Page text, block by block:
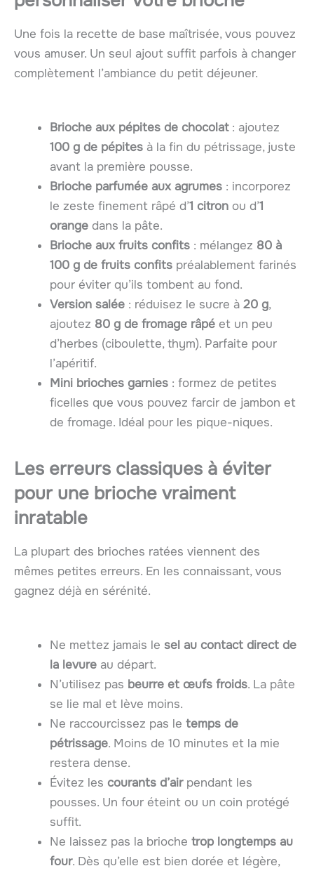
Une fois la recette de base maîtrisée, vous pouvez
vous amuser. Un seul ajout suffit parfois à changer
complètement l’ambiance du petit déjeuner.
Brioche aux pépites de chocolat: ajoutez
100 g de pépites à la fin du pétrissage, juste
avant la première pousse.
Brioche parfumée aux agrumes : incorporez
le zeste finement râpé d’1 citron ou d’1
orange dans la pâte.
Brioche aux fruits confits : mélangez 80 à
100 g de fruits confits préalablement farinés
pour éviter qu’ils tombent au fond.
Version salée : réduisez le sucre à 20 g,
ajoutez 80 g de fromage râpé et un peu
d’herbes (ciboulette, thym). Parfaite pour
l’apéritif.
Mini brioches garnies : formez de petites
ficelles que vous pouvez farcir de jambon et
de fromage. Idéal pour les pique-niques.
Les erreurs classiques à éviter
pour une brioche vraiment
inratable
La plupart des brioches ratées viennent des
mêmes petites erreurs. En les connaissant, vous
gagnez déjà en sérénité.
Ne mettez jamais le sel au contact direct de
la levure au départ.
N’utilisez pas beurre et œufs froids. La pâte
se lie mal et lève moins.
Ne raccourcissez pas le temps de
pétrissage. Moins de 10 minutes et la mie
restera dense.
Évitez les courants d’airpendant les
pousses. Un four éteint ou un coin protégé
suffit.
Ne laissez pas la brioche trop longtemps au
four. Dès qu’elle est bien dorée et légère,